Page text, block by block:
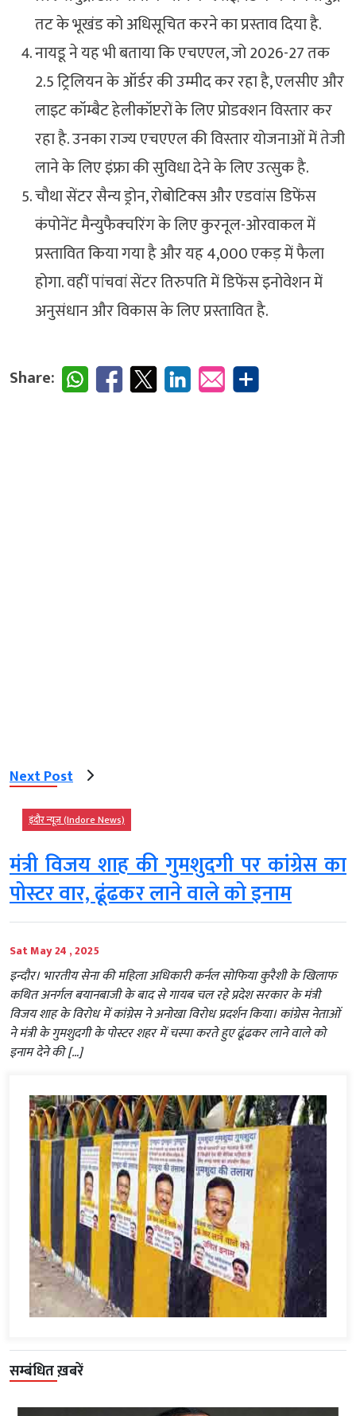
तट के भूखंड को अधिसूचित करने का प्रस्ताव दिया है.
नायडू ने यह भी बताया कि एचएएल, जो 2026-27 तक
2.5 ट्रिलियन के ऑर्डर की उम्मीद कर रहा है, एलसीए और
लाइट कॉम्बैट हेलीकॉप्टरों के लिए प्रोडक्शन विस्तार कर
रहा है. उनका राज्य एचएएल की विस्तार योजनाओं में तेजी
लाने के लिए इंफ्रा की सुविधा देने के लिए उत्सुक है.
चौथा सेंटर सैन्य ड्रोन, रोबोटिक्स और एडवांस डिफेंस
कंपोनेंट मैन्युफैक्चरिंग के लिए कुरनूल-ओरवाकल में
प्रस्तावित किया गया है और यह 4,000 एकड़ में फैला
होगा. वहीं पांचवां सेंटर तिरुपति में डिफेंस इनोवेशन में
अनुसंधान और विकास के लिए प्रस्तावित है.
Share:
Next Post
इंदौर न्यूज़ (Indore News)
मंत्री विजय शाह की गुमशुदगी पर कांग्रेस का
पोस्टर वार, ढूंढकर लाने वाले को इनाम
Sat May 24 , 2025
इन्दौर। भारतीय सेना की महिला अधिकारी कर्नल सोफिया कुरैशी के खिलाफ
कथित अनर्गल बयानबाजी के बाद से गायब चल रहे प्रदेश सरकार के मंत्री
विजय शाह के विरोध में कांग्रेस ने अनोखा विरोध प्रदर्शन किया। कांग्रेस नेताओं
ने मंत्री के गुमशुदगी के पोस्टर शहर में चस्पा करते हुए ढूंढकर लाने वाले को
इनाम देने की […]
सम्बंधित ख़बरें